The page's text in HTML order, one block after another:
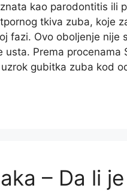
kao parodontitis ili
tkiva zuba, koje
fazi. Ovo oboljenje nije
Prema procenama
gubitka zuba kod
– Da li